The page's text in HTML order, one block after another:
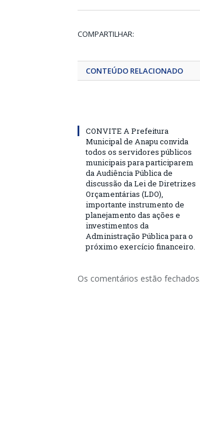
COMPARTILHAR:
CONTEÚDO RELACIONADO
CONVITE A Prefeitura
Municipal de Anapu convida
todos os servidores públicos
municipais para participarem
da Audiência Pública de
discussão da Lei de Diretrizes
Orçamentárias (LDO),
importante instrumento de
planejamento das ações e
investimentos da
Administração Pública para o
próximo exercício financeiro.
Os comentários estão fechados.